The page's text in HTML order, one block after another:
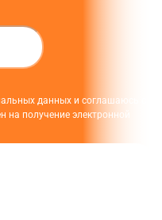
данных и соглашаюсь с
на получение электронной